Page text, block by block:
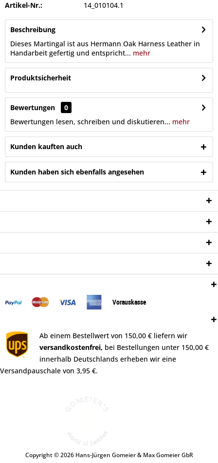
Artikel-Nr.: 14_010104.1
Beschreibung
Dieses Martingal ist aus Hermann Oak Harness Leather in
Handarbeit gefertig und entspricht... mehr
Produktsicherheit
Bewertungen
0
Bewertungen lesen, schreiben und diskutieren... mehr
Kunden kauften auch
Kunden haben sich ebenfalls angesehen
Vorauskasse
Ab einem Bestellwert von 150,00 € liefern wir
versandkostenfrei, bei Bestellungen unter 150,00 €
innerhalb Deutschlands erheben wir eine
Versandpauschale von 3,95 €.
Copyright © 2026 Hans-Jürgen Gomeier & Max Gomeier GbR